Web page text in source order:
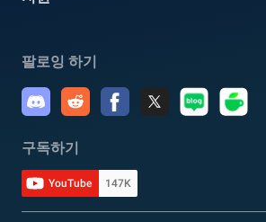
팔로잉 하기
구독하기
YouTube 147K